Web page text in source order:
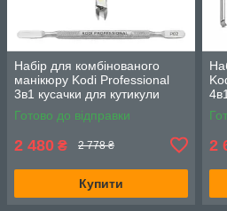
Набір для комбінованого
манікюру Kodi Professional
3в1 кусачки для кутикули
NS02 шабер P02 та ножиці
S02
Готово до відправки
2 480 ₴ 2 778 ₴
Купити
2